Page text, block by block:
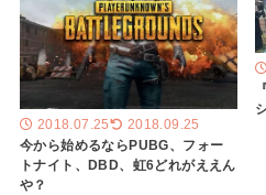
2018.07.25 2018.09.25
今から始めるならPUBG、フォー
トナイト、DBD、虹6どれがええん
や？